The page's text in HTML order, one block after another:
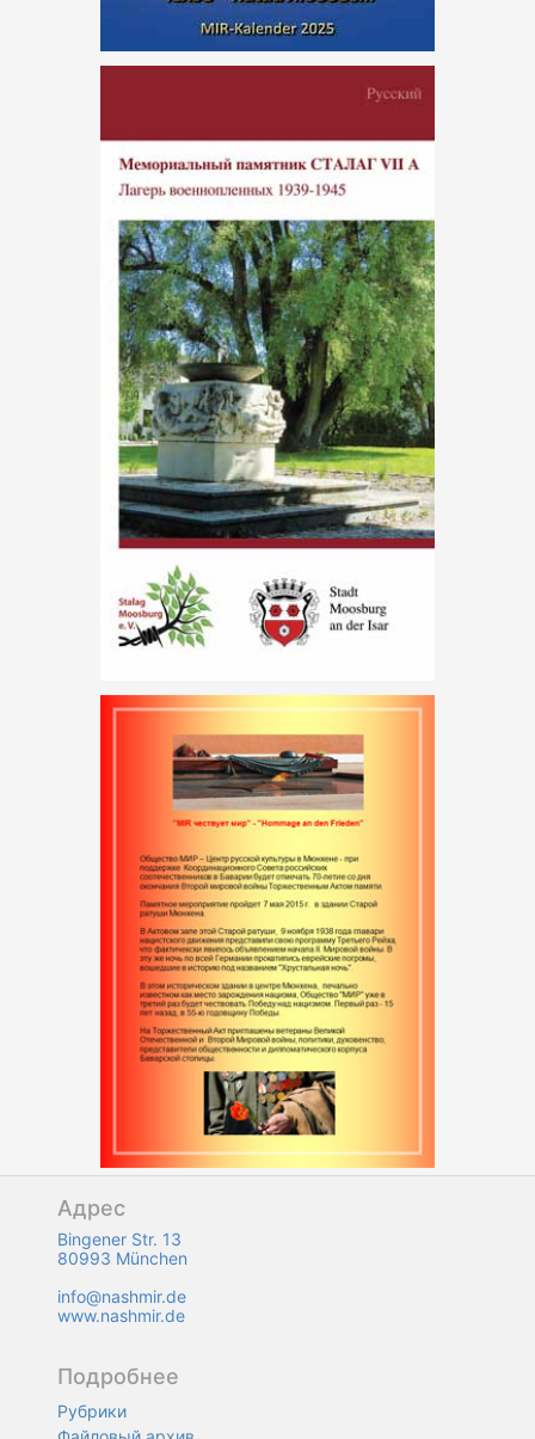
Адрес
Bingener Str. 13
80993 München
info@nashmir.de
www.nashmir.de
Подробнее
Рубрики